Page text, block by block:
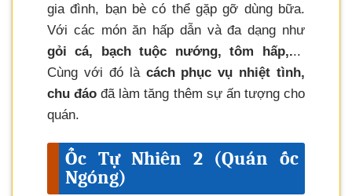
gia đình, bạn bè có thể gặp gỡ dùng bữa.
Với các món ăn hấp dẫn và đa dạng như
gỏi cá, bạch tuộc nướng, tôm hấp,...
Cùng với đó là cách phục vụ nhiệt tình,
chu đáo đã làm tăng thêm sự ấn tượng cho
quán.
Ốc Tự Nhiên 2 (Quán ốc
Ngóng)